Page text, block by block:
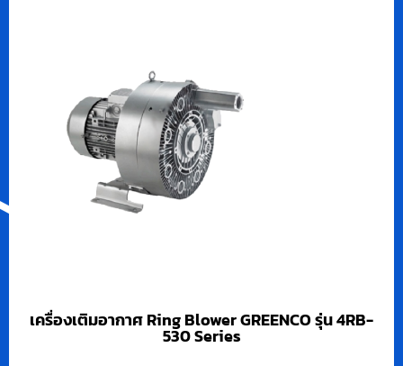
เครื่องเติมอากาศ Ring Blower GREENCO รุ่น 4RB-
530 Series